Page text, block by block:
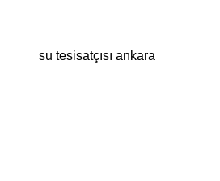
su tesisatçısı ankara